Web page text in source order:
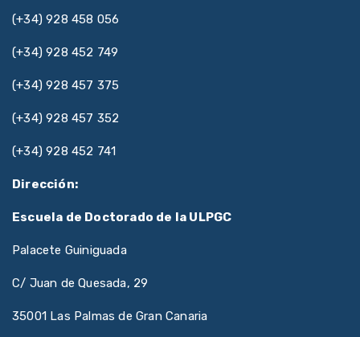
(+34) 928 458 056
(+34) 928 452 749
(+34) 928 457 375
(+34) 928 457 352
(+34) 928 452 741
Dirección:
Escuela de Doctorado de la ULPGC
Palacete Guiniguada
C/ Juan de Quesada, 29
35001 Las Palmas de Gran Canaria